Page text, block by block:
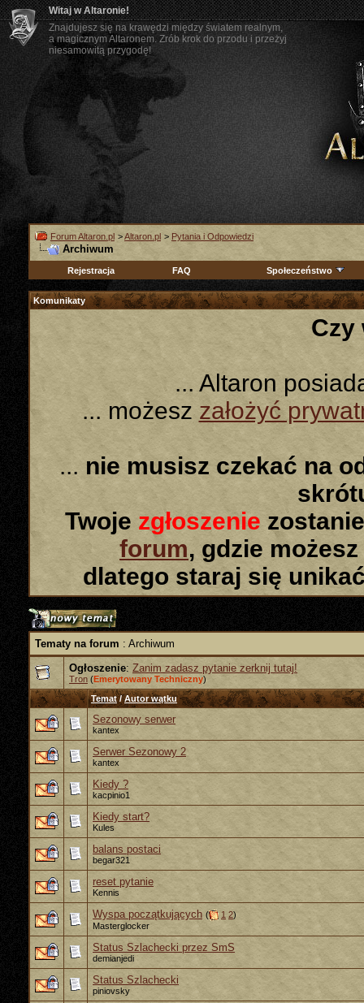
Witaj w Altaronie!
Znajdujesz się na krawędzi między światem realnym,
a magicznym Altaronem. Zrób krok do przodu i przeżyj
niesamowitą przygodę!
Forum Altaron.pl >Altaron.pl > Pytania i Odpowiedzi
Archiwum
Rejestracja FAQ Społeczeństwo
Komunikaty
Czy
... Altaron
... możeszzałożyć
... nie musisz czekać na
Twoje zgłoszenie
forum, gdzie
dlatego staraj się
Tematy na forum : Archiwum
Ogłoszenie: Zanim zadasz pytanie zerknij tutaj!
Tron (Emerytowany Techniczny)
Temat/Autor wątku
Sezonowy serwer
kantex
Serwer Sezonowy 2
kantex
Kiedy ?
kacpinio1
Kiedy start?
Kules
balans postaci
begar321
reset pytanie
Kennis
Wyspa początkujących ( 1 2)
Masterglocker
Status Szlachecki przez SmS
demianjedi
Status Szlachecki
piniovsky